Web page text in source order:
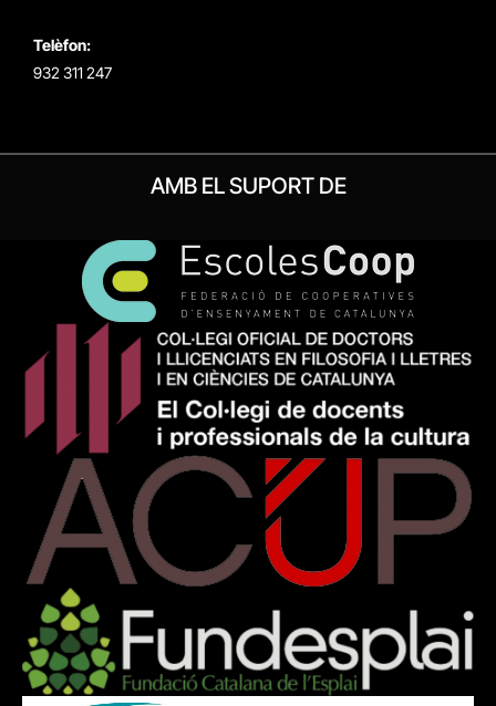
Telèfon:
932 311 247
AMB EL SUPORT DE